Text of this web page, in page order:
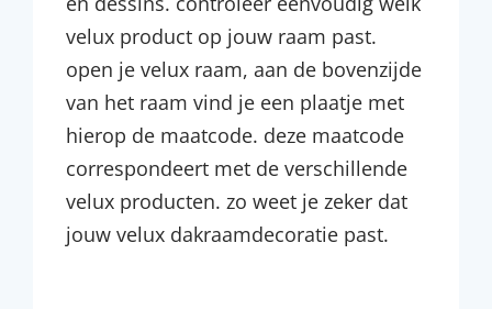
velux product op jouw raam past.
open je velux raam, aan de bovenzijde
van het raam vind je een plaatje met
hierop de maatcode. deze maatcode
correspondeert met de verschillende
velux producten. zo weet je zeker dat
jouw velux dakraamdecoratie past.